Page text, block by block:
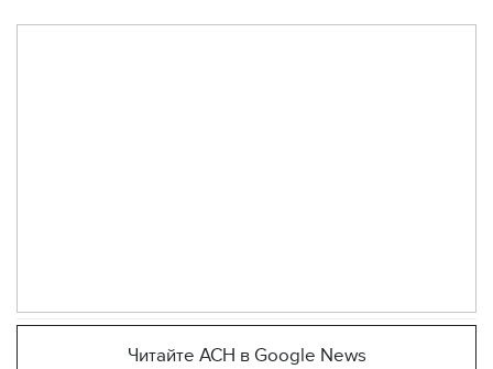
Читайте АСН в Google News